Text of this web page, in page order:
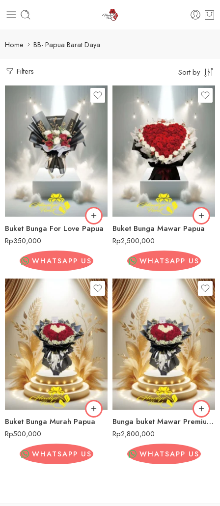
Home BB- Papua Barat Daya
Filters Sort by
Buket Bunga For Love Papua
Rp350,000
WHATSAPP US
Buket Bunga Mawar Papua
Rp2,500,000
WHATSAPP US
Buket Bunga Murah Papua
Rp500,000
WHATSAPP US
Bunga buket Mawar Premium Papua
Rp2,800,000
WHATSAPP US